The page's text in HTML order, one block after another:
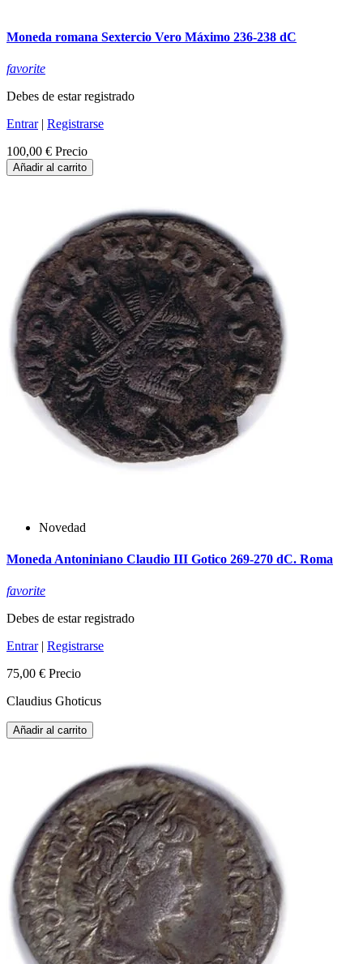
Moneda romana Sextercio Vero Máximo 236-238 dC
favorite
Debes de estar registrado
Entrar| Registrarse
100,00 € Precio
Añadir al carrito
Novedad
Moneda Antoniniano Claudio III Gotico 269-270 dC. Roma
favorite
Debes de estar registrado
Entrar| Registrarse
75,00 € Precio
Claudius Ghoticus
Añadir al carrito